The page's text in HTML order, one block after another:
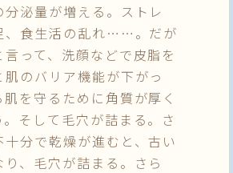
泌量が増える。ストレ
、食生活の乱れ……。だが
って、洗顔などで皮脂を
のバリア機能が下がっ
を守るために角質が厚く
そして毛穴が詰まる。さ
十分で乾燥が進むと、古い
、毛穴が詰まる。さら